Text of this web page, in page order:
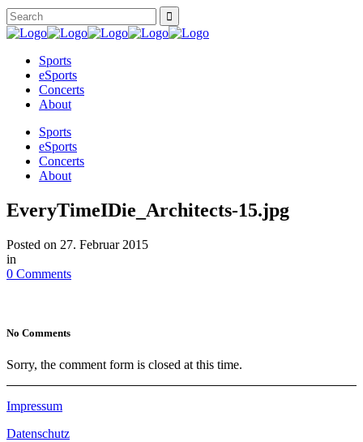
Sports
eSports
Concerts
About
Sports
eSports
Concerts
About
EveryTimeIDie_Architects-15.jpg
Posted on 27. Februar 2015
in
0 Comments
No Comments
Sorry, the comment form is closed at this time.
Impressum
Datenschutz